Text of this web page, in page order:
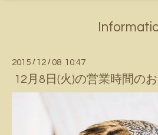
2015 / 12 / 08 10:47
12月8日(火)の営業時間の